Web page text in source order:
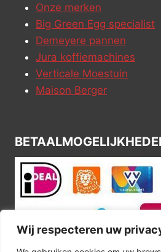
Wij respecteren uw
Onze merken
Big Green Egg specialist
Demeyere pannen
Jura koffiemachines
Verticale Moestuin
Maison Berger